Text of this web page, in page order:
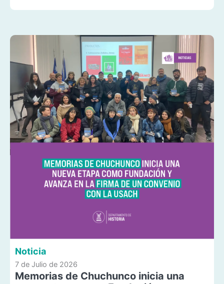
Noticia
7 de Julio de 2026
Memorias de Chuchunco inicia una